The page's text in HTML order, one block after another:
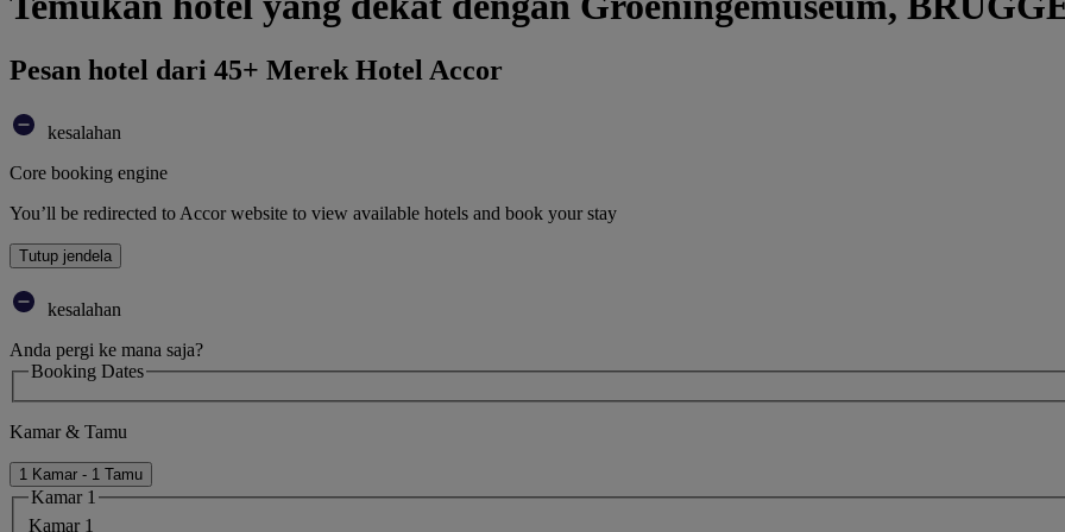
Pesan hotel dari 45+ Merek Hotel Accor
kesalahan
Core booking engine
You’ll be redirected to Accor website to view available hotels and book your stay
Tutup jendela
kesalahan
Anda pergi ke mana saja?
Booking Dates
Kamar & Tamu
1 Kamar - 1 Tamu
Kamar 1
Kamar 1